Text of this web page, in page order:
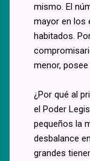
mismo. El
mayor en los
habitados.
menor,
¿Por qué al
el Poder
pequeños la
desbalance
grandes